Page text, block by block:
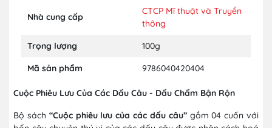
Nhà cung cấp
CTCP Mĩ thuật và Truyền
thông
Trọng lượng 100g
Mã sản phẩm 9786040420404
Cuộc Phiêu Lưu Của Các Dấu Câu - Dấu Chấm Bận Rộn
Bộ sách “Cuộc phiêu lưu của các dấu câu”gồm 04 cuốn với